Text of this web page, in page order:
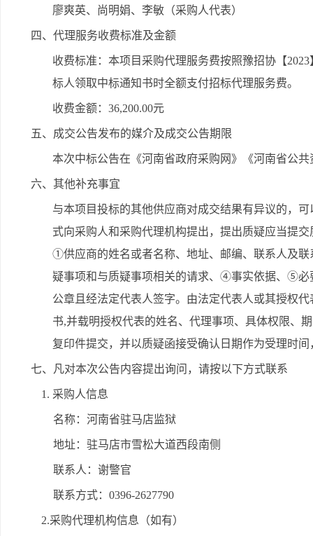
廖爽英、尚明娟、李敏（采购人代表）
四、代理服务收费标准及金额
收费标准：本项目采购代理服务费按照豫招协【
标人领取中标通知书时全额支付招标代理服务费。
收费金额：36,200.00元
五、成交公告发布的媒介及成交公告期限
本次中标公告在《河南省政府采购网》《河南省公
六、其他补充事宜
与本项目投标的其他供应商对成交结果有异议的，
式向采购人和采购代理机构提出，提出质疑应当提
①供应商的姓名或者名称、地址、邮编、联系人及
疑事项和与质疑事项相关的请求、④事实依据、⑤
公章且经法定代表人签字。由法定代表人或其授权
书,并载明授权代表的姓名、代理事项、具体权限、
复印件提交，并以质疑函接受确认日期作为受理时
七、凡对本次公告内容提出询问，请按以下方式联系
1. 采购人信息
名称：河南省驻马店监狱
地址：驻马店市雪松大道西段南侧
联系人：谢警官
联系方式：0396-2627790
2.采购代理机构信息（如有）